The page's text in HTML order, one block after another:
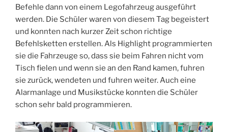
Befehle dann von einem Legofahrzeug ausgeführt
werden. Die Schüler waren von diesem Tag begeistert
und konnten nach kurzer Zeit schon richtige
Befehlsketten erstellen. Als Highlight programmierten
sie die Fahrzeuge so, dass sie beim Fahren nicht vom
Tisch fielen und wenn sie an den Rand kamen, fuhren
sie zurück, wendeten und fuhren weiter. Auch eine
Alarmanlage und Musikstücke konnten die Schüler
schon sehr bald programmieren.